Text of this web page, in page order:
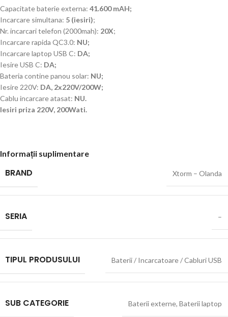
Capacitate baterie externa: 41.600 mAH;
Incarcare simultana: 5 (iesiri);
Nr. incarcari telefon (2000mah): 20X;
Incarcare rapida QC3.0: NU;
Incarcare laptop USB C: DA;
Iesire USB C: DA;
Bateria contine panou solar: NU;
Iesire 220V: DA, 2x220V/200W;
Cablu incarcare atasat: NU.
Iesiri priza 220V, 200Wati.
Informații suplimentare
BRAND Xtorm – Olanda
SERIA –
TIPUL PRODUSULUI Baterii / Incarcatoare / Cabluri USB
SUB CATEGORIE Baterii externe, Baterii laptop